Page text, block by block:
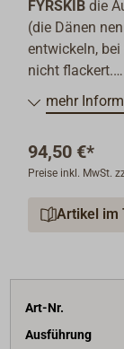
FYRSKIB die
(die Dänen
entwickeln,
nicht flackert.
Die
Resultat ist
maritimen
Die Teelicht-
Der
Lieferumfang
mehr
94,50 €*
Preise inkl. MwSt.
Artikel im
Art-Nr.
Ausführung